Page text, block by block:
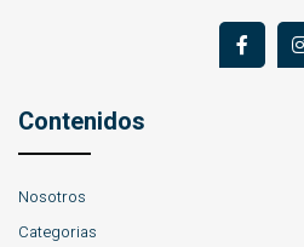
Contenidos
Nosotros
Categorias